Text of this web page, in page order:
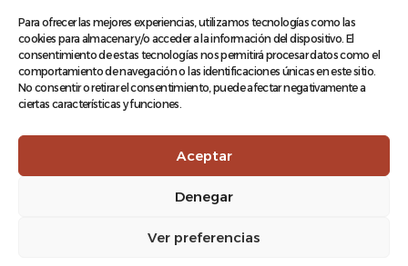
Para ofrecer las mejores experiencias, utilizamos tecnologías como las
cookies para almacenar y/o acceder a la información del dispositivo. El
consentimiento de estas tecnologías nos permitirá procesar datos como el
comportamiento de navegación o las identificaciones únicas en este sitio.
No consentir o retirar el consentimiento, puede afectar negativamente a
ciertas características y funciones.
Aceptar
Denegar
Ver preferencias
Terminos y condiciones
Log In